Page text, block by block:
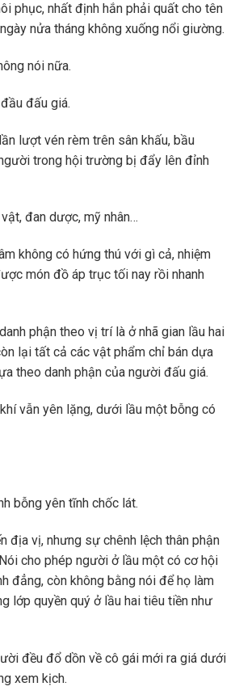
phục, nhất định hắn phải quất cho tên
nửa tháng không xuống nổi giường.
nói nữa.
đấu giá.
lượt vén rèm trên sân khấu, bầu
trong hội trường bị đẩy lên đỉnh
đan dược, mỹ nhân…
không có hứng thú với gì cả, nhiệm
món đồ áp trục tối nay rồi nhanh
phận theo vị trí là ở nhã gian lầu hai
lại tất cả các vật phẩm chỉ bán dựa
theo danh phận của người đấu giá.
vẫn yên lặng, dưới lầu một bỗng có
bỗng yên tĩnh chốc lát.
địa vị, nhưng sự chênh lệch thân phận
cho phép người ở lầu một có cơ hội
đẳng, còn không bằng nói để họ làm
lớp quyền quý ở lầu hai tiêu tiền như
đều đổ dồn về cô gái mới ra giá dưới
xem kịch.